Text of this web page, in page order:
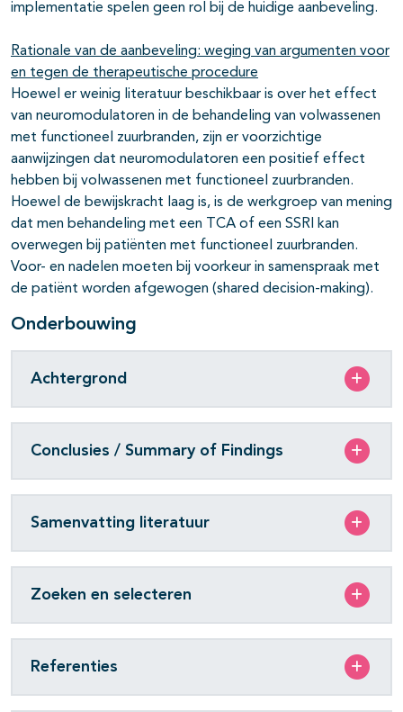
implementatie spelen geen rol bij de huidige aanbeveling.
Rationale van de aanbeveling: weging van argumenten voor
en tegen de therapeutische procedure
Hoewel er weinig literatuur beschikbaar is over het effect
van neuromodulatoren in de behandeling van volwassenen
met functioneel zuurbranden, zijn er voorzichtige
aanwijzingen dat neuromodulatoren een positief effect
hebben bij volwassenen met functioneel zuurbranden.
Hoewel de bewijskracht laag is, is de werkgroep van mening
dat men behandeling met een TCA of een SSRI kan
overwegen bij patiënten met functioneel zuurbranden.
Voor- en nadelen moeten bij voorkeur in samenspraak met
de patiënt worden afgewogen (shared decision-making).
Onderbouwing
Achtergrond
Conclusies / Summary of Findings
Samenvatting literatuur
Zoeken en selecteren
Referenties